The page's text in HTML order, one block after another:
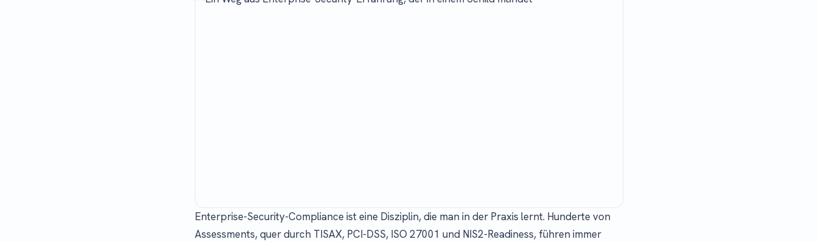
Enterprise-Security-Compliance ist eine Disziplin, die man in der Praxis lernt. Hunderte von
Assessments, quer durch TISAX, PCI-DSS, ISO 27001 und NIS2-Readiness, führen immer